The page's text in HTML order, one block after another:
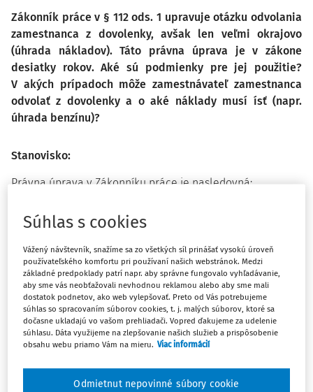
Zákonník práce v § 112 ods. 1 upravuje otázku odvolania
zamestnanca z dovolenky, avšak len veľmi okrajovo
(úhrada nákladov). Táto právna úprava je v zákone
desiatky rokov. Aké sú podmienky pre jej použitie?
V akých prípadoch môže zamestnávateľ zamestnanca
odvolať z dovolenky a o aké náklady musí ísť (napr.
úhrada benzínu)?
Stanovisko:
Právna úprava v Zákonníku práce je nasledovná:
§ 112 ods. 1
„Zamestnávateľ je povinný
nahradiť zamestnancovi
náklady, ktoré mu bez jeho
zavinenia vznikli preto, že
zamestnávateľ mu zmenil
Súhlas s cookies
Vážený návštevník, snažíme sa zo všetkých síl prinášať vysokú úroveň
používateľského komfortu pri používaní našich webstránok. Medzi
základné predpoklady patrí napr. aby správne fungovalo vyhľadávanie,
aby sme vás neobťažovali nevhodnou reklamou alebo aby sme mali
dostatok podnetov, ako web vylepšovať. Preto od Vás potrebujeme
súhlas so spracovaním súborov cookies, t. j. malých súborov, ktoré sa
dočasne ukladajú vo vašom prehliadači. Vopred ďakujeme za udelenie
súhlasu. Dáta využijeme na zlepšovanie našich služieb a prispôsobenie
obsahu webu priamo Vám na mieru. Viac informácií
Odmietnut nepovinné súbory cookie